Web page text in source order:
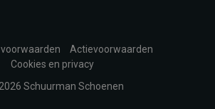
Actievoorwaarden
Cookies en privacy
Schuurman Schoenen